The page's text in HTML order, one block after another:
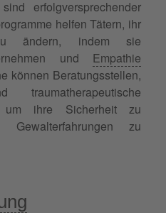
erfolgversprechender
helfen Tätern, ihr
ändern, indem sie
und Empathie
können Beratungsstellen,
traumatherapeutische
um ihre Sicherheit zu
Gewalterfahrungen zu